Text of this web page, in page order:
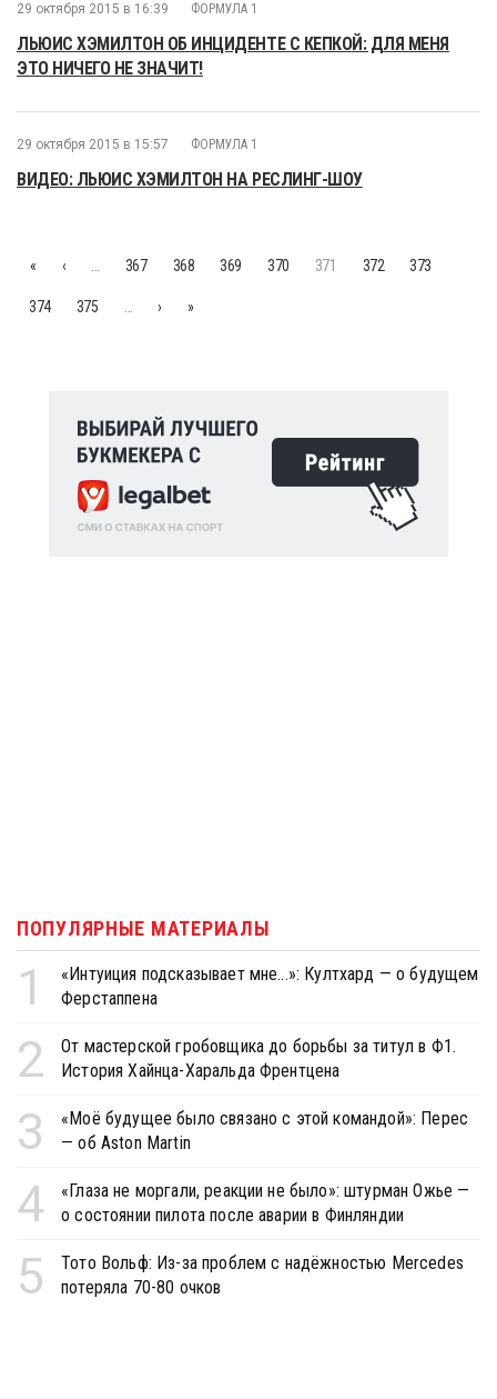
29 октября 2015 в 16:39 ФОРМУЛА 1
ЛЬЮИС ХЭМИЛТОН ОБ ИНЦИДЕНТЕ С КЕПКОЙ: ДЛЯ МЕНЯ
ЭТО НИЧЕГО НЕ ЗНАЧИТ!
29 октября 2015 в 15:57 ФОРМУЛА 1
ВИДЕО: ЛЬЮИС ХЭМИЛТОН НА РЕСЛИНГ-ШОУ
« ‹ 367 368 369 370 371 372 373
374 375 › »
ПОПУЛЯРНЫЕ МАТЕРИАЛЫ
1
«Интуиция подсказывает мне...»: Култхард — о будущем
Ферстаппена
2
От мастерской гробовщика до борьбы за титул в Ф1.
История Хайнца-Харальда Френтцена
3
«Моё будущее было связано с этой командой»: Перес
— об Aston Martin
4
«Глаза не моргали, реакции не было»: штурман Ожье —
о состоянии пилота после аварии в Финляндии
5
Тото Вольф: Из-за проблем с надёжностью Mercedes
потеряла 70-80 очков